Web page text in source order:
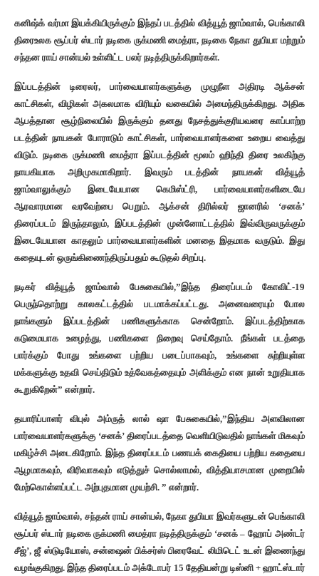
கனிஷ்க் வர்மா இயக்கியிருக்கும் இந்தப் படத்தில் வித்யூத் ஜாம்வால், பெங்காலி
திரைஉலக சூப்பர் ஸ்டார் நடிகை ருக்மணி மைத்ரா, நடிகை நேகா துபியா மற்றும்
சந்தன ராய் சான்யல் உள்ளிட்ட பலர் நடித்திருக்கிறார்கள். ‌
இப்படத்தின் டிரைலர், பார்வையாளர்களுக்கு முழுநீள அதிரடி ஆக்சன்
காட்சிகள், விழிகள் அகலமாக விரியும் வகையில் அமைந்திருக்கிறது. அதிக
ஆபத்தான சூழ்நிலையில் இருக்கும் தனது நேசத்துக்குரியவரை காப்பாற்ற
படத்தின் நாயகன் போராடும் காட்சிகள், பார்வையாளர்களை உறைய வைத்து
விடும். நடிகை ருக்மணி மைத்ரா இப்படத்தின் மூலம் ஹிந்தி திரை உலகிற்கு
நாயகியாக அறிமுகமாகிறார். இவரும் படத்தின் நாயகன் வித்யூத்
ஜாம்வாலுக்கும் இடையேயான கெமிஸ்ட்ரி, பார்வையாளர்களிடையே
ஆரவாரமான வரவேற்பை பெறும். ஆக்சன் திரில்லர் ஜானரில் ‘சனக்’
திரைப்படம் இருந்தாலும், இப்படத்தின் முன்னோட்டத்தில் இவ்விருவருக்கும்
இடையேயான காதலும் பார்வையாளர்களின் மனதை இதமாக வருடும். இது
கதையுடன் ஒருங்கிணைந்திருப்பதும் கூடுதல் சிறப்பு.
நடிகர் வித்யூத் ஜாம்வால் பேசுகையில்,”இந்த திரைப்படம் கோவிட்-19
பெருந்தொற்று காலகட்டத்தில் படமாக்கப்பட்டது. அனைவரையும் போல
நாங்களும் இப்படத்தின் பணிகளுக்காக சென்றோம். இப்படத்திற்காக
கடுமையாக உழைத்து, பணிகளை நிறைவு செய்தோம். நீங்கள் படத்தை
பார்க்கும் போது உங்களை பற்றிய படைப்பாகவும், உங்களை சுற்றியுள்ள
மக்களுக்கு உதவி செய்திடும் உத்வேகத்தையும் அளிக்கும் என நான் உறுதியாக
கூறுகிறேன்” என்றார்.
தயாரிப்பாளர் விபுல் அம்ருத் லால் ஷா பேசுகையில்,”இந்திய அளவிலான
பார்வையாளர்களுக்கு ‘சனக்’ திரைப்படத்தை வெளியிடுவதில் நாங்கள் மிகவும்
மகிழ்ச்சி அடைகிறோம். இந்த திரைப்படம் பணயக் கைதியை பற்றிய கதையை
ஆழமாகவும், விரிவாகவும் எடுத்துச் சொல்லாமல், வித்தியாசமான முறையில்
மேற்கொள்ளப்பட்ட அற்புதமான முயற்சி. ” என்றார்.
வித்யூத் ஜாம்வால், சந்தன் ராய் சான்யல், நேகா துபியா இவர்களுடன் பெங்காலி
சூப்பர் ஸ்டார் நடிகை ருக்மணி மைத்ரா நடித்திருக்கும் ‘சனக் – ஹோப் அண்டர்
சீஜ்’, ஜீ ஸ்டுடியோஸ், சன்ஷைன் பிக்சர்ஸ் பிரைவேட் லிமிடெட் உடன் இணைந்து
வழங்குகிறது. இந்த திரைப்படம் அக்டோபர் 15 தேதியன்று டிஸ்னி + ஹாட்ஸ்டார்